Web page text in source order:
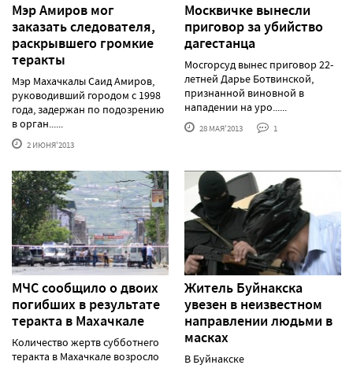
Мэр Амиров мог
заказать следователя,
раскрывшего громкие
теракты
Мэр Махачкалы Саид Амиров,
руководивший городом с 1998
года, задержан по подозрению
в орган......
2 ИЮНЯ'2013
Москвичке вынесли
приговор за убийство
дагестанца
Мосгорсуд вынес приговор 22-
летней Дарье Ботвинской,
признанной виновной в
нападении на уро......
28 МАЯ'2013 1
МЧС сообщило о двоих
погибших в результате
теракта в Махачкале
Количество жертв субботнего
теракта в Махачкале возросло
Житель Буйнакска
увезен в неизвестном
направлении людьми в
масках
В Буйнакске